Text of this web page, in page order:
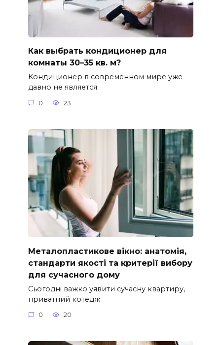
Как выбрать кондиционер для
комнаты 30–35 кв. м?
Кондиционер в современном мире уже
давно не является
0 23
Металопластикове вікно: анатомія,
стандарти якості та критерії вибору
для сучасного дому
Сьогодні важко уявити сучасну квартиру,
приватний котедж
0 20